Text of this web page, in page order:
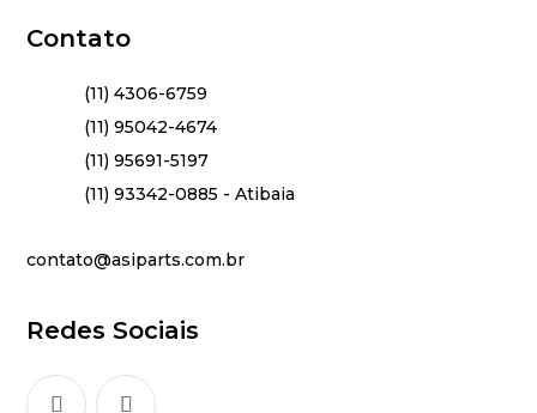
Contato
(11) 4306-6759
(11) 95042-4674
(11) 95691-5197
(11) 93342-0885 - Atibaia
contato@asiparts.com.br
Redes Sociais